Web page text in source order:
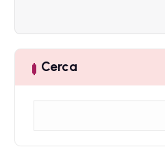
e
r
Cerca